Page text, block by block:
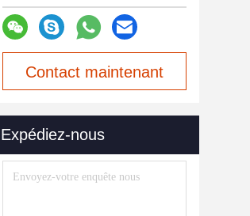
Contact maintenant
Expédiez-nous